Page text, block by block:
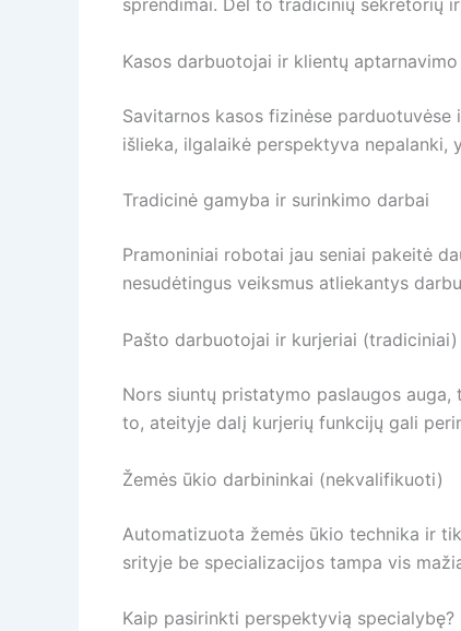
sprendimai. Dėl to tradicinių sekretorių
Kasos darbuotojai ir klientų
Savitarnos kasos fizinėse
išlieka, ilgalaikė perspektyva
Tradicinė gamyba ir surinkimo darbai
Pramoniniai robotai jau seniai pakeitė
nesudėtingus veiksmus atliekantys
Pašto darbuotojai ir kurjeriai (tradiciniai)
Nors siuntų pristatymo paslaugos
to, ateityje dalį kurjerių funkcijų gali
Žemės ūkio darbininkai (nekvalifikuoti)
Automatizuota žemės ūkio technika ir
srityje be specializacijos tampa vis
Kaip pasirinkti perspektyvią specialybę?